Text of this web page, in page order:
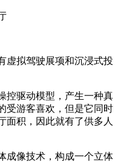
虚拟驾驶展项和沉浸式投
控驱动模型，产生一种真
受游客喜欢，但是它同时
面积，因此就有了供多人
成像技术，构成一个立体